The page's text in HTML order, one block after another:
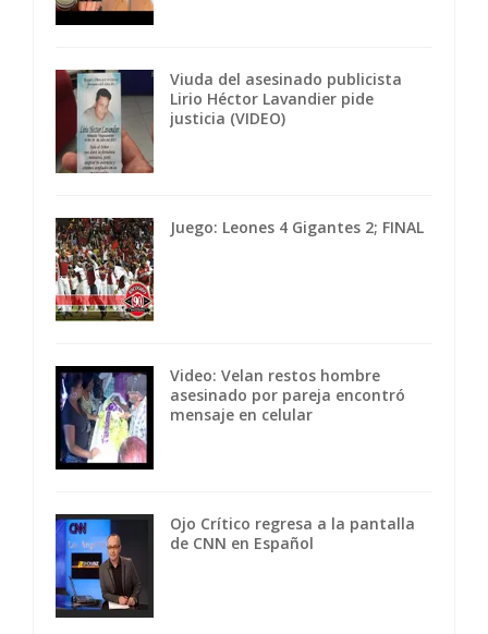
Viuda del asesinado publicista
Lirio Héctor Lavandier pide
justicia (VIDEO)
Juego: Leones 4 Gigantes 2; FINAL
Video: Velan restos hombre
asesinado por pareja encontró
mensaje en celular
Ojo Crítico regresa a la pantalla
de CNN en Español